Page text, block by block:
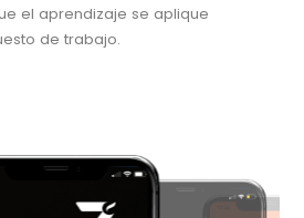
el aprendizaje se aplique
de trabajo.